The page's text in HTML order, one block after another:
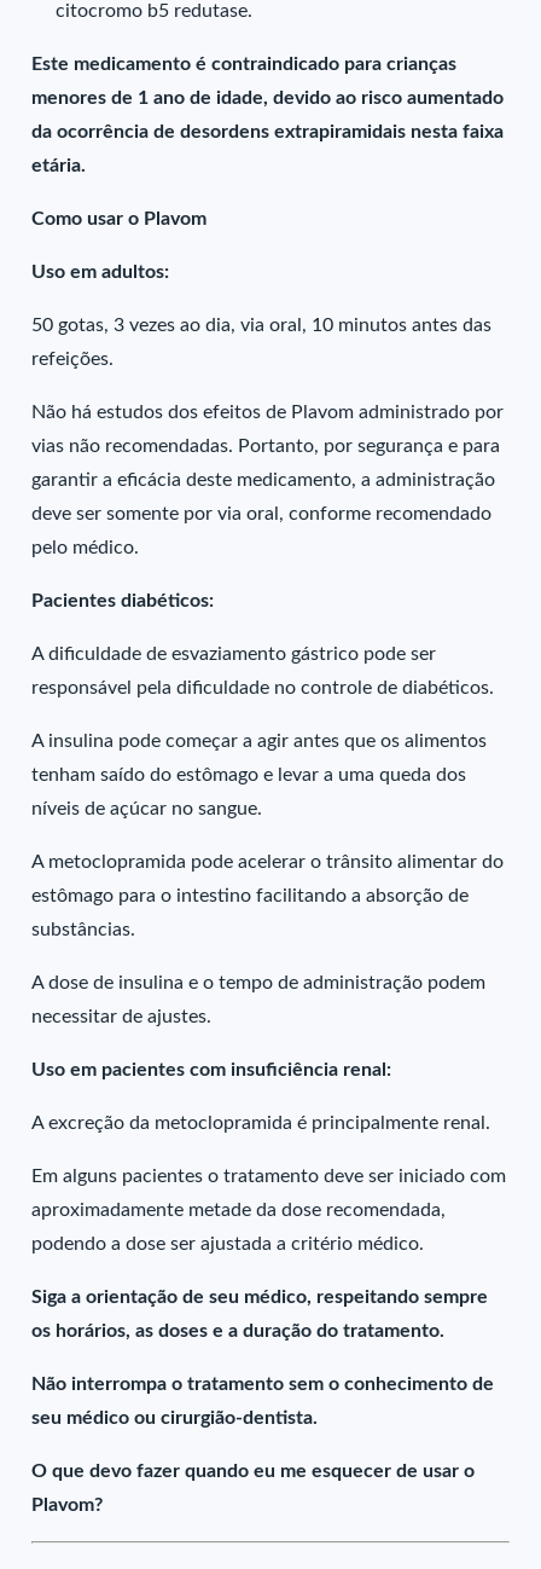
citocromo b5 redutase.
Este medicamento é contraindicado para crianças
menores de 1 ano de idade, devido ao risco aumentado
da ocorrência de desordens extrapiramidais nesta faixa
etária.
Como usar o Plavom
Uso em adultos:
50 gotas, 3 vezes ao dia, via oral, 10 minutos antes das
refeições.
Não há estudos dos efeitos de Plavom administrado por
vias não recomendadas. Portanto, por segurança e para
garantir a eficácia deste medicamento, a administração
deve ser somente por via oral, conforme recomendado
pelo médico.
Pacientes diabéticos:
A dificuldade de esvaziamento gástrico pode ser
responsável pela dificuldade no controle de diabéticos.
A insulina pode começar a agir antes que os alimentos
tenham saído do estômago e levar a uma queda dos
níveis de açúcar no sangue.
A metoclopramida pode acelerar o trânsito alimentar do
estômago para o intestino facilitando a absorção de
substâncias.
A dose de insulina e o tempo de administração podem
necessitar de ajustes.
Uso em pacientes com insuficiência renal:
A excreção da metoclopramida é principalmente renal.
Em alguns pacientes o tratamento deve ser iniciado com
aproximadamente metade da dose recomendada,
podendo a dose ser ajustada a critério médico.
Siga a orientação de seu médico, respeitando sempre
os horários, as doses e a duração do tratamento.
Não interrompa o tratamento sem o conhecimento de
seu médico ou cirurgião-dentista.
O que devo fazer quando eu me esquecer de usar o
Plavom?